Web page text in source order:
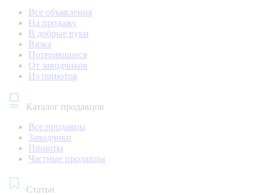
Все объявления
На продажу
В добрые руки
Вязка
Потерявшиеся
От заводчиков
Из приютов
Каталог продавцов
Все продавцы
Заводчики
Приюты
Частные продавцы
Статьи